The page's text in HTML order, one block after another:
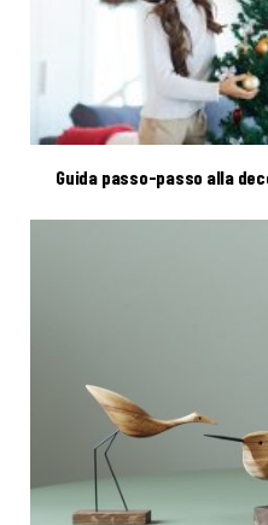
Guida passo-passo alla